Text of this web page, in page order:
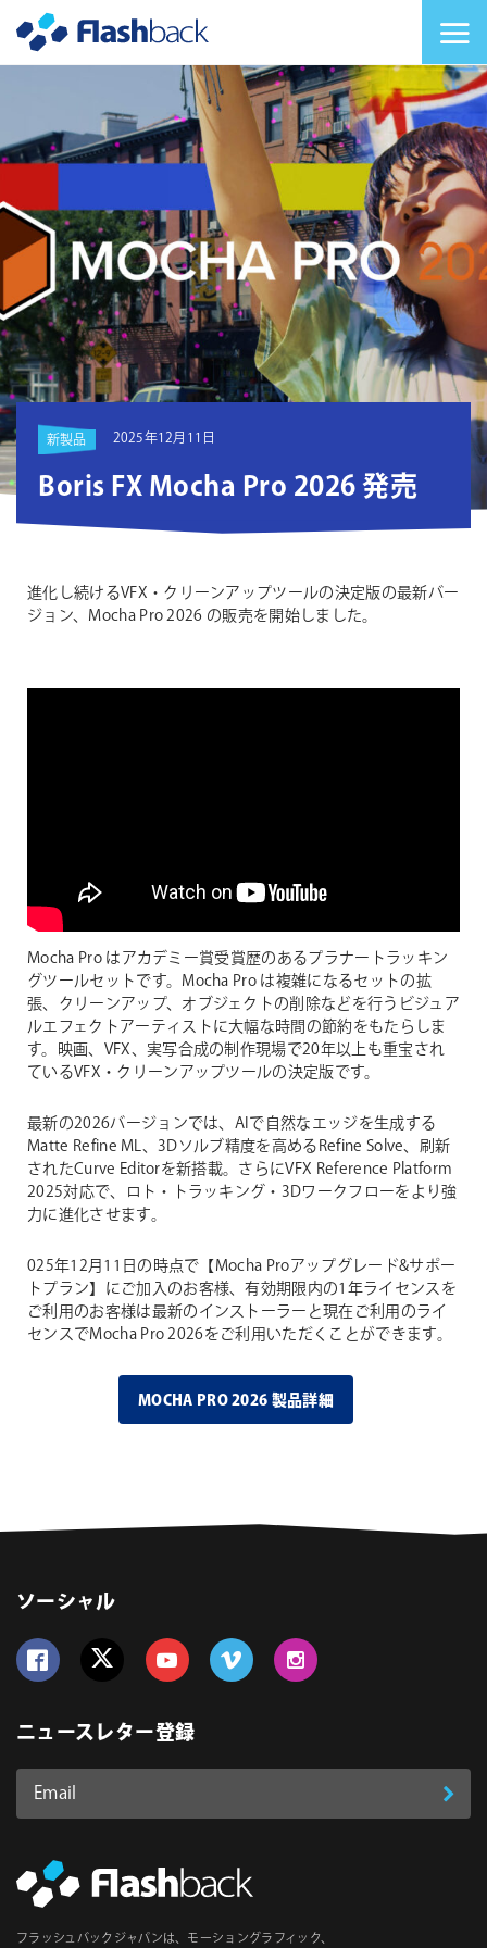
新製品 2025年12月11日
Boris FX Mocha Pro 2026 発売
進化し続けるVFX・クリーンアップツールの決定版の最新バー
ジョン、Mocha Pro 2026 の販売を開始しました。
Mocha Pro はアカデミー賞受賞歴のあるプラナートラッキン
グツールセットです。Mocha Pro は複雑になるセットの拡
張、クリーンアップ、オブジェクトの削除などを行うビジュア
ルエフェクトアーティストに大幅な時間の節約をもたらしま
す。映画、VFX、実写合成の制作現場で20年以上も重宝され
ているVFX・クリーンアップツールの決定版です。
最新の2026バージョンでは、AIで自然なエッジを生成する
Matte Refine ML、3Dソルブ精度を高めるRefine Solve、刷新
されたCurve Editorを新搭載。さらにVFX Reference Platform
2025対応で、ロト・トラッキング・3Dワークフローをより強
力に進化させます。
025年12月11日の時点で【Mocha Proアップグレード&サポー
トプラン】にご加入のお客様、有効期限内の1年ライセンスを
ご利用のお客様は最新のインストーラーと現在ご利用のライ
センスでMocha Pro 2026をご利用いただくことができます。
MOCHA PRO 2026 製品詳細
ソーシャル
ニュースレター登録
Email
ス
必
登
フラッシュバックジャパンは、モーショングラフィック、